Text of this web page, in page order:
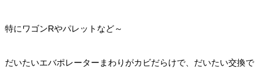
特にワゴンRやパレットなど～
だいたいエバポレーターまわりがカビだらけで、だいたい交換で